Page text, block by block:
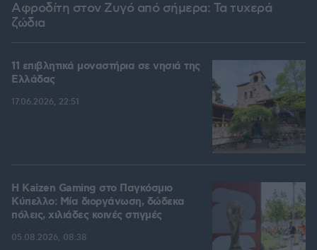
Αφροδίτη στον Ζυγό από σήμερα: Τα τυχερά
ζώδια
11 επιβλητικά μοναστήρια σε νησιά της
Ελλάδας
17.06.2026, 22:51
H Kaizen Gaming στο Παγκόσμιο
Kύπελλο: Μία διοργάνωση, δώδεκα
πόλεις, χιλιάδες κοινές στιγμές
05.08.2026, 08:38